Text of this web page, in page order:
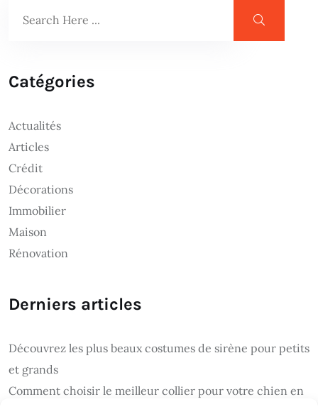
Catégories
Actualités
Articles
Crédit
Décorations
Immobilier
Maison
Rénovation
Derniers articles
Découvrez les plus beaux costumes de sirène pour petits
et grands
Comment choisir le meilleur collier pour votre chien en